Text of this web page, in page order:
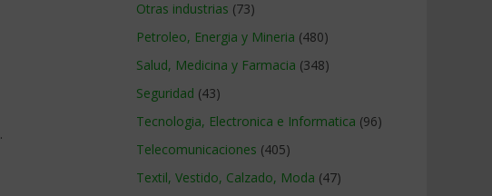
.
Otras industrias (73)
Petroleo, Energia y Mineria (480)
Salud, Medicina y Farmacia (348)
Seguridad (43)
Tecnologia, Electronica e Informatica (96)
Telecomunicaciones (405)
Textil, Vestido, Calzado, Moda (47)